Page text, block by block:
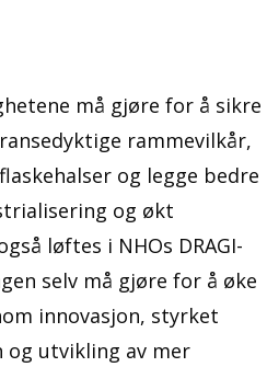
må gjøre for å sikre
rammevilkår,
og legge bedre
og økt
løftes i NHOs DRAGI-
selv må gjøre for å øke
innovasjon, styrket
og utvikling av mer